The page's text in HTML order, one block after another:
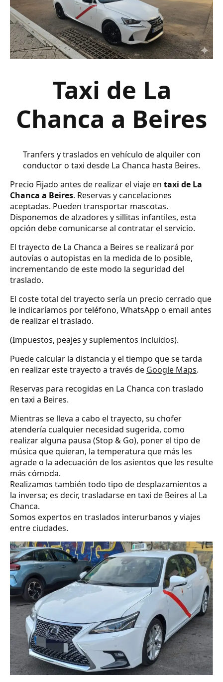
Taxi de La
Chanca a Beires
Tranfers y traslados en vehículo de alquiler con
conductor o taxi desde La Chanca hasta Beires.
Precio Fijado antes de realizar el viaje en taxi de La
Chanca a Beires. Reservas y cancelaciones
aceptadas. Pueden transportar mascotas.
Disponemos de alzadores y sillitas infantiles, esta
opción debe comunicarse al contratar el servicio.
El trayecto de La Chanca a Beires se realizará por
autovías o autopistas en la medida de lo posible,
incrementando de este modo la seguridad del
traslado.
El coste total del trayecto sería un precio cerrado que
le indicaríamos por teléfono, WhatsApp o email antes
de realizar el traslado.
(Impuestos, peajes y suplementos incluidos).
Puede calcular la distancia y el tiempo que se tarda
en realizar este trayecto a través de Google Maps.
Reservas para recogidas en La Chanca con traslado
en taxi a Beires.
Mientras se lleva a cabo el trayecto, su chofer
atendería cualquier necesidad sugerida, como
realizar alguna pausa (Stop & Go), poner el tipo de
música que quieran, la temperatura que más les
agrade o la adecuación de los asientos que les resulte
más cómoda.
Realizamos también todo tipo de desplazamientos a
la inversa; es decir, trasladarse en taxi de Beires al La
Chanca.
Somos expertos en traslados interurbanos y viajes
entre ciudades.